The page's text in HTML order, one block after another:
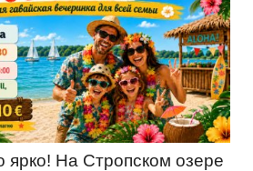
ярко! На Стропском озере